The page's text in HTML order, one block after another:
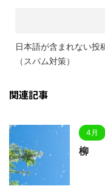
日本語が含まれない投
（スパム対策）
関連記事
4月
柳